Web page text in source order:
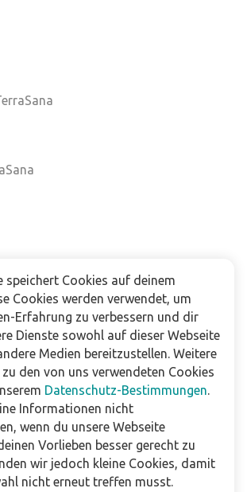
Newsletter
und Lieferbedingungen
speichert Cookies auf deinem
Cookies werden verwendet, um
Erfahrung zu verbessern und dir
Dienste sowohl auf dieser Webseite
Medien bereitzustellen. Weitere
den von uns verwendeten Cookies
Datenschutz-Bestimmungen.
Informationen nicht
wenn du unsere Webseite
Vorlieben besser gerecht zu
wir jedoch kleine Cookies, damit
nicht erneut treffen musst.